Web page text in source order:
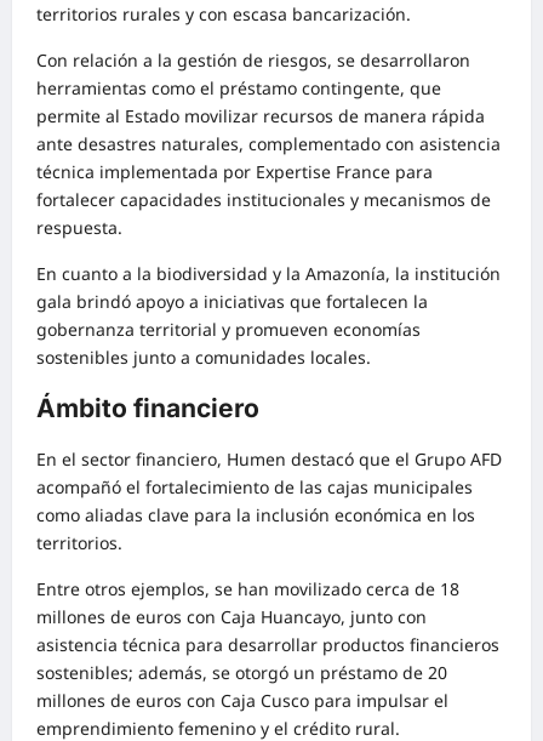
territorios rurales y con escasa bancarización.
Con relación a la gestión de riesgos, se desarrollaron
herramientas como el préstamo contingente, que
permite al Estado movilizar recursos de manera rápida
ante desastres naturales, complementado con asistencia
técnica implementada por Expertise France para
fortalecer capacidades institucionales y mecanismos de
respuesta.
En cuanto a la biodiversidad y la Amazonía, la institución
gala brindó apoyo a iniciativas que fortalecen la
gobernanza territorial y promueven economías
sostenibles junto a comunidades locales.
Ámbito financiero
En el sector financiero, Humen destacó que el Grupo AFD
acompañó el fortalecimiento de las cajas municipales
como aliadas clave para la inclusión económica en los
territorios.
Entre otros ejemplos, se han movilizado cerca de 18
millones de euros con Caja Huancayo, junto con
asistencia técnica para desarrollar productos financieros
sostenibles; además, se otorgó un préstamo de 20
millones de euros con Caja Cusco para impulsar el
emprendimiento femenino y el crédito rural.